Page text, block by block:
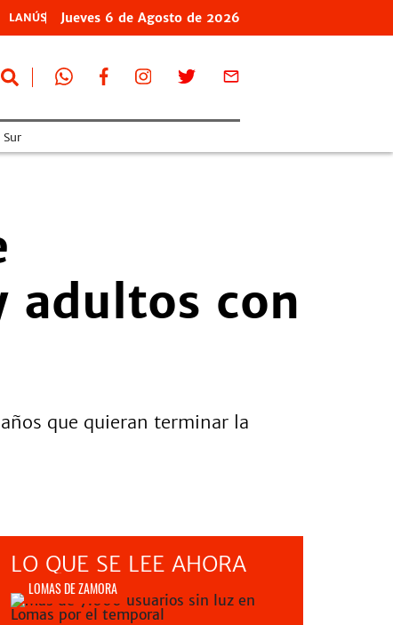
LANÚS Jueves 6 de Agosto de 2026
Sur
adultos con
que quieran terminar la
LO QUE SE LEE AHORA
LOMAS DE ZAMORA